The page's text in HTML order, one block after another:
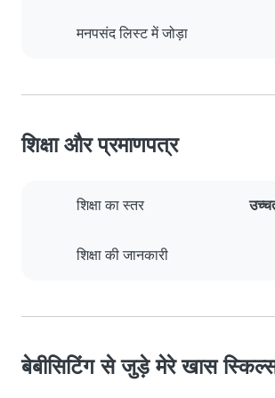
मनपसंद लिस्ट में जोड़ा
शिक्षा और प्रमाणपत्र
शिक्षा का स्तर
शिक्षा की जानकारी
बेबीसिटिंग से जुड़े मेरे खास